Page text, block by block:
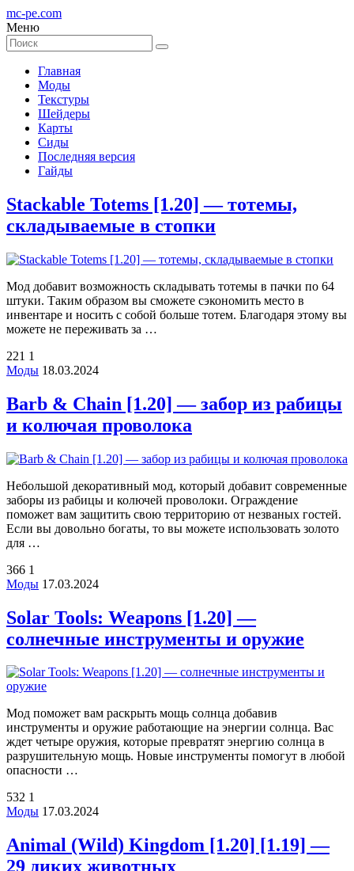
mc-pe.com
Меню
Главная
Моды
Текстуры
Шейдеры
Карты
Сиды
Последняя версия
Гайды
Stackable Totems [1.20] — тотемы,
складываемые в стопки
Мод добавит возможность складывать тотемы в пачки по 64
штуки. Таким образом вы сможете сэкономить место в
инвентаре и носить с собой больше тотем. Благодаря этому вы
можете не переживать за …
221 1
Моды 18.03.2024
Barb & Chain [1.20] — забор из рабицы
и колючая проволока
Небольшой декоративный мод, который добавит современные
заборы из рабицы и колючей проволоки. Ограждение
поможет вам защитить свою территорию от незваных гостей.
Если вы довольно богаты, то вы можете использовать золото
для …
366 1
Моды 17.03.2024
Solar Tools: Weapons [1.20] —
солнечные инструменты и оружие
Мод поможет вам раскрыть мощь солнца добавив
инструменты и оружие работающие на энергии солнца. Вас
ждет четыре оружия, которые превратят энергию солнца в
разрушительную мощь. Новые инструменты помогут в любой
опасности …
532 1
Моды 17.03.2024
Animal (Wild) Kingdom [1.20] [1.19] —
29 диких животных